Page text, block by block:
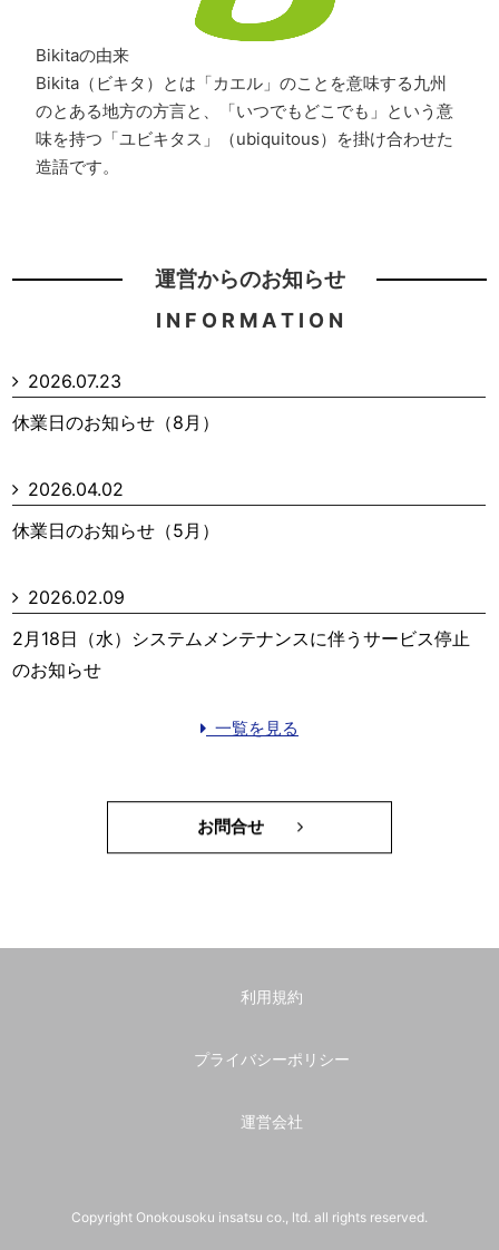
Bikitaの由来
Bikita（ビキタ）とは「カエル」のことを意味する九州
のとある地方の方言と、「いつでもどこでも」という意
味を持つ「ユビキタス」（ubiquitous）を掛け合わせた
造語です。
運営からのお知らせ
I N F O R M A T I O N
2026.07.23
休業日のお知らせ（8月）
2026.04.02
休業日のお知らせ（5月）
2026.02.09
2月18日（水）システムメンテナンスに伴うサービス停止
のお知らせ
一覧を見る
お問合せ
利用規約
プライバシーポリシー
運営会社
Copyright Onokousoku insatsu co., ltd. all rights reserved.